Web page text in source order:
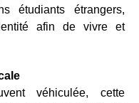
étudiants étrangers,
afin de vivre et
véhiculée, cette